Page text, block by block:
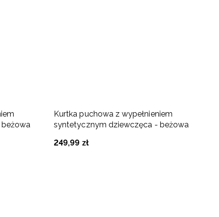
Kurtka puchowa z wypełnieniem
syntetycznym dziewczęca - beżowa
249,99 zł